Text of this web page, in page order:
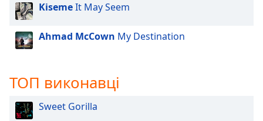
KisemeIt May Seem
Ahmad McCown My Destination
ТОП виконавці
Sweet Gorilla